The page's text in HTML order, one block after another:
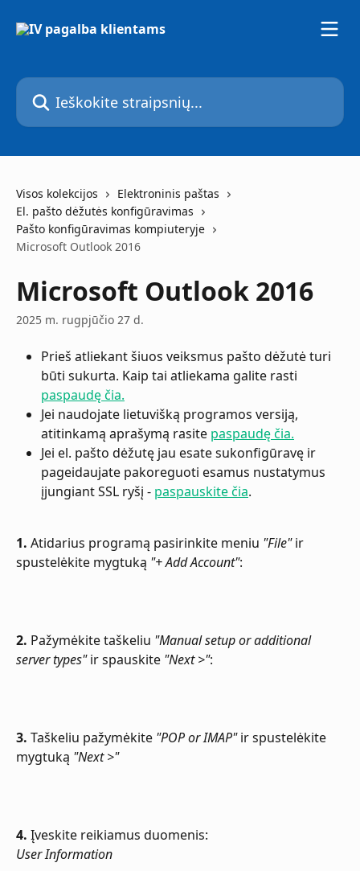
Ieškokite straipsnių...
Visos kolekcijos
Elektroninis paštas
El. pašto dėžutės konfigūravimas
Pašto konfigūravimas kompiuteryje
Microsoft Outlook 2016
Microsoft Outlook 2016
2025 m. rugpjūčio 27 d.
Prieš atliekant šiuos veiksmus pašto dėžutė turi
būti sukurta. Kaip tai atliekama galite rasti
paspaudę čia.
Jei naudojate lietuvišką programos versiją,
atitinkamą aprašymą rasite paspaudę čia.
Jei el. pašto dėžutę jau esate sukonfigūravę ir
pageidaujate pakoreguoti esamus nustatymus
įjungiant SSL ryšį - paspauskite čia.
1. Atidarius programą pasirinkite meniu "File" ir
spustelėkite mygtuką "+ Add Account":
2. Pažymėkite taškeliu "Manual setup or additional
server types" ir spauskite "Next >":
3. Taškeliu pažymėkite "POP or IMAP" ir spustelėkite
mygtuką "Next >"
4. Įveskite reikiamus duomenis:
User Information